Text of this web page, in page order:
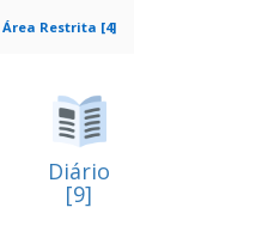
Área Restrita [4]
Diário
[9]